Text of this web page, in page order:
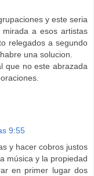
y este seria
a esos artistas
relegados a segundo
una solucion.
que no este abrazada
9:55
y hacer cobros justos
música y la propiedad
en primer lugar dos